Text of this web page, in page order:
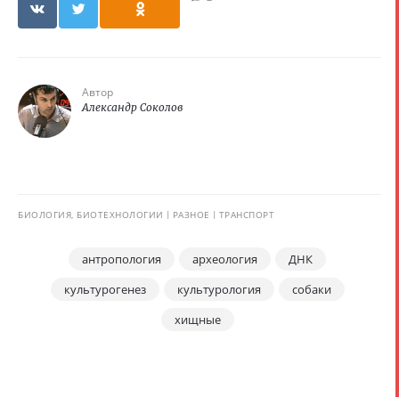
Автор
Александр Соколов
БИОЛОГИЯ, БИОТЕХНОЛОГИИ РАЗНОЕ ТРАНСПОРТ
антропология археология
ДНК
культурогенез
культурология
собаки
хищные